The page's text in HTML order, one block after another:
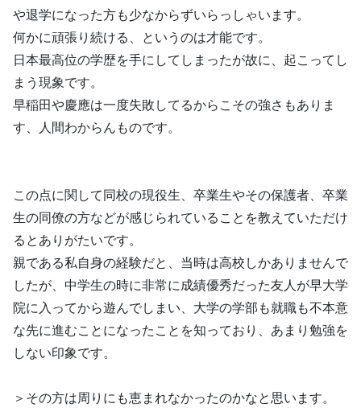
や退学になった方も少なからずいらっしゃいます。
何かに頑張り続ける、というのは才能です。
日本最高位の学歴を手にしてしまったが故に、起こってし
まう現象です。
早稲田や慶應は一度失敗してるからこその強さもありま
す、人間わからんものです。
この点に関して同校の現役生、卒業生やその保護者、卒業
生の同僚の方などが感じられていることを教えていただけ
るとありがたいです。
親である私自身の経験だと、当時は高校しかありませんで
したが、中学生の時に非常に成績優秀だった友人が早大学
院に入ってから遊んでしまい、大学の学部も就職も不本意
な先に進むことになったことを知っており、あまり勉強を
しない印象です。
＞その方は周りにも恵まれなかったのかなと思います。